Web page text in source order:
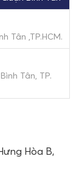
Tân ,TP.HCM.
Tân, TP.
Hòa B,